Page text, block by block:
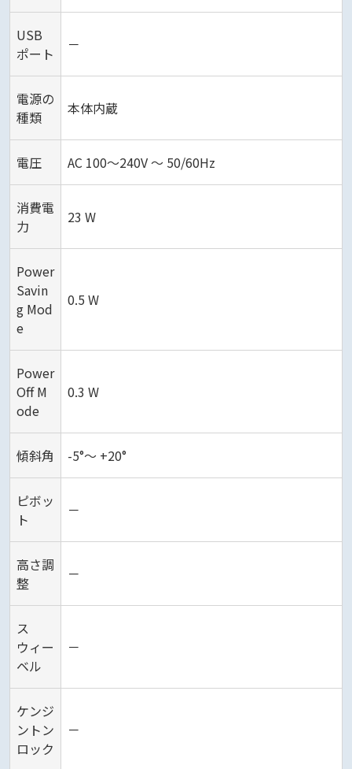
USB
ポート
－
電源の
種類
本体内蔵
電圧 AC 100～240V ～ 50/60Hz
消費電
力
23 W
Power
Savin
g Mod
e
0.5 W
Power
Off M
ode
0.3 W
傾斜角 -5°～ +20°
ピボッ
ト
－
高さ調
整
－
ス
ウィー
ベル
－
ケンジ
ントン
ロック
－